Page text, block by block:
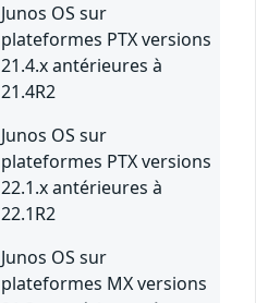
Junos OS sur
plateformes PTX versions
21.4.x antérieures à
21.4R2
Junos OS sur
plateformes PTX versions
22.1.x antérieures à
22.1R2
Junos OS sur
plateformes MX versions